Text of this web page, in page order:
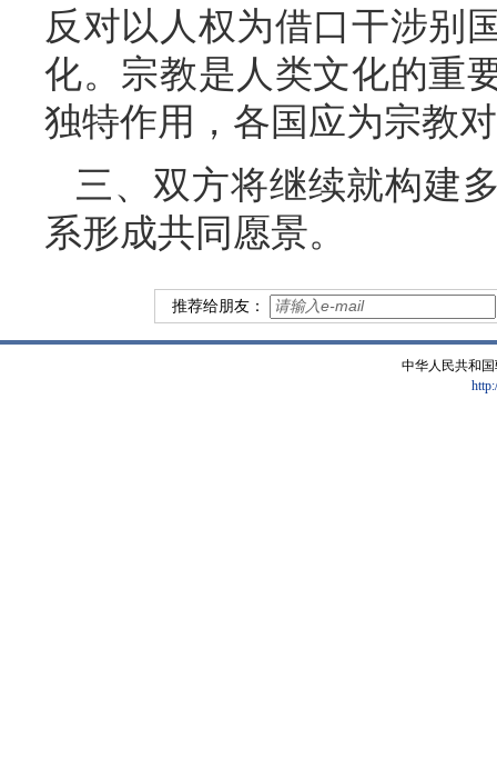
反对以人权为借口干涉别
化。宗教是人类文化的重
独特作用，各国应为宗教
三、双方将继续就构建
系形成共同愿景。
推荐给朋友：
中华人民共和